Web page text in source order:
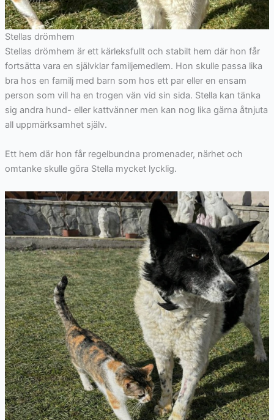
Stellas drömhem
Stellas drömhem är ett kärleksfullt och stabilt hem där hon får
fortsätta vara en självklar familjemedlem. Hon skulle passa lika
bra hos en familj med barn som hos ett par eller en ensam
person som vill ha en trogen vän vid sin sida. Stella kan tänka
sig andra hund- eller kattvänner men kan nog lika gärna åtnjuta
all uppmärksamhet själv.
Ett hem där hon får regelbundna promenader, närhet och
omtanke skulle göra Stella mycket lycklig.